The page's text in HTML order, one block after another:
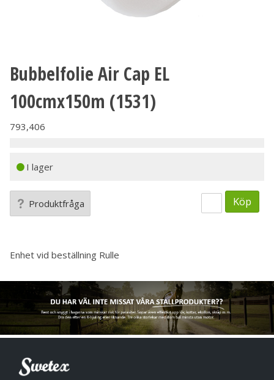
Bubbelfolie Air Cap EL
100cmx150m (1531)
793,406
I lager
Produktfråga Köp
Enhet vid beställning Rulle